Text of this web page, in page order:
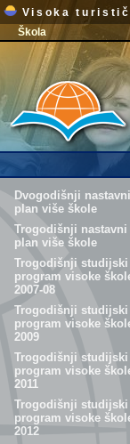
Visoka
Škola
Dvogodišnji nastavni
plan više škole
Trogodišnji nastavni
plan više škole
Trogodišnji studijski
program visoke
2007-08
Trogodišnji studijski
program visoke
2009
Trogodišnji studijski
program visoke
2011
Trogodišnji studijski
program visoke
2012